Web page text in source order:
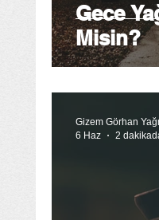
Gece
Misin?
Gizem Görhan
6 Haz
2